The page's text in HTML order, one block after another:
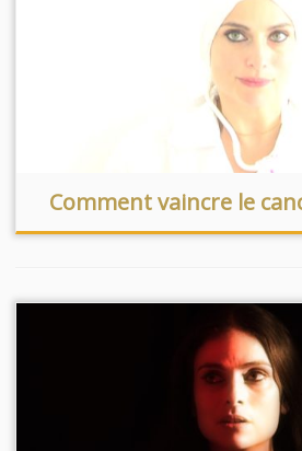
Comment vaincre le